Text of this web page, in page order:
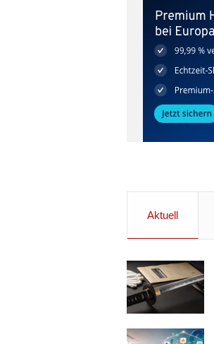
Aktuell